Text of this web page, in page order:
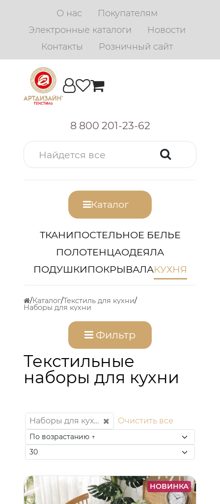
О нас
Покупателям
Электронные каталоги
Новости
Контакты
Розничный сайт
8 800 201-23-62
Каталог
ТКАНИПОСТЕЛЬНОЕ БЕЛЬЕ
ПОЛОТЕНЦАОДЕЯЛА
ПОДУШКИПОКРЫВАЛАКУХНЯ
Каталог Текстиль для кухни
Наборы для кухни
Фильтр
Текстильные
наборы для кухни
Наборы для кухни Очистить все
НОВИНКА